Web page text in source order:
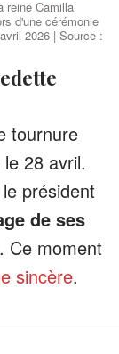
reine Camilla
d'une cérémonie
2026 | Source :
tournure
28 avril.
président
de ses
Ce moment
sincère.